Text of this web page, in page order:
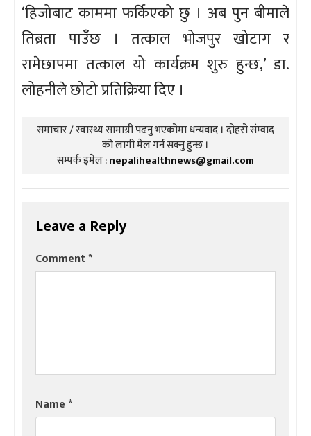
‘हिजोबाट काममा फर्किएको छु । अब पुन बीमाले
तिब्रता पाउँछ । तत्काल भोजपुर खोटाग र
रामेछापमा तत्काल यो कार्यक्रम शुरु हुन्छ,’ डा.
लोहनीले छोटो प्रतिक्रिया दिए ।
समाचार / स्वास्थ्य सामाग्री पढनु भएकोमा धन्यवाद । दोहरो संम्वाद
को लागी मेल गर्न सक्नु हुन्छ ।
सम्पर्क इमेल :nepalihealthnews@gmail.com
Leave a Reply
Comment*
Name*